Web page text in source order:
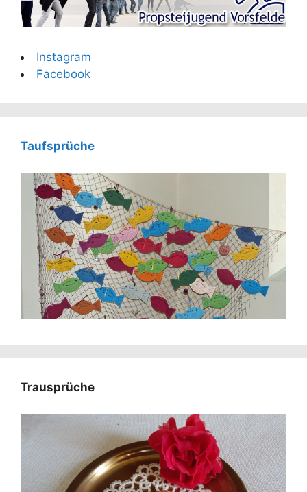
Instagram
Facebook
Taufsprüche
Trausprüche